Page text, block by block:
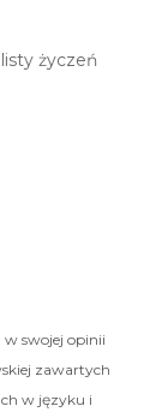
życzeń
w swojej opinii
zawartych
w języku i